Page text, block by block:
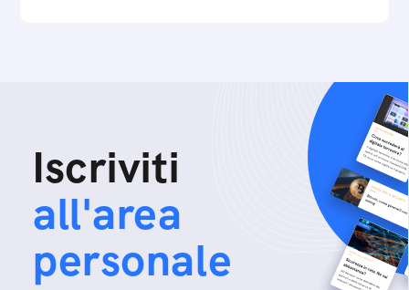
Iscriviti
all'area
personale